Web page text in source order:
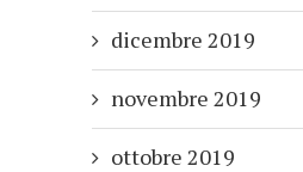
dicembre 2019
novembre 2019
ottobre 2019